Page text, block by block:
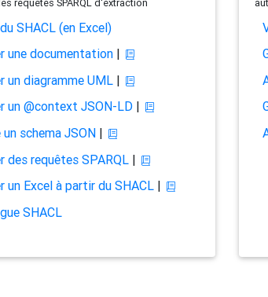
requêtes SPARQL d'extraction
SHACL (en Excel)
une documentation|
un diagramme UML|
un @context JSON-LD|
un schema JSON|
des requêtes SPARQL|
un Excel à partir du SHACL|
SHACL